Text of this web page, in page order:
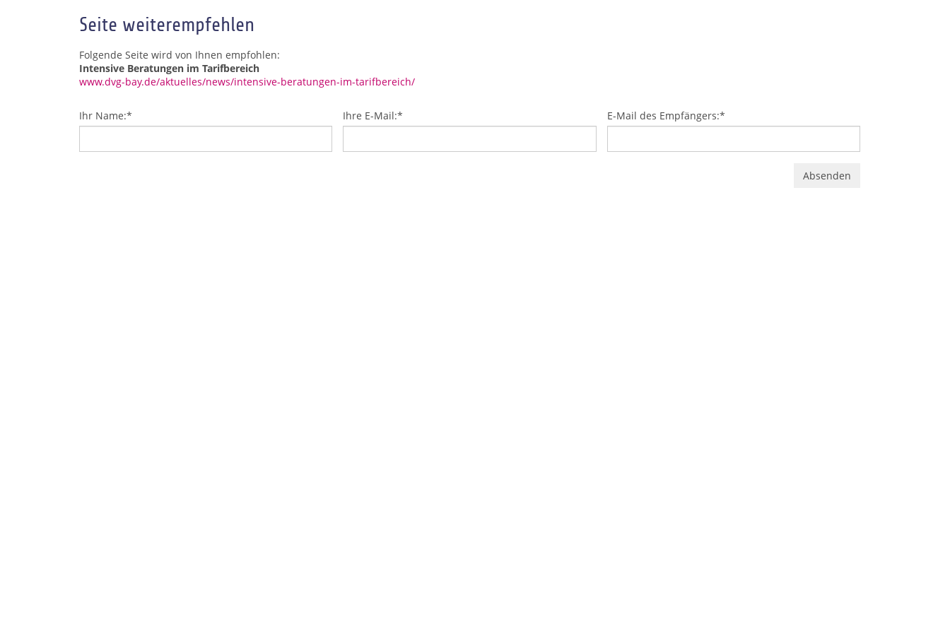
Seite weiterempfehlen
Folgende Seite wird von Ihnen empfohlen:
Intensive Beratungen im Tarifbereich
www.dvg-bay.de/aktuelles/news/intensive-beratungen-im-tarifbereich/
Ihr Name:* Ihre E-Mail:* E-Mail des Empfängers:*
Absenden